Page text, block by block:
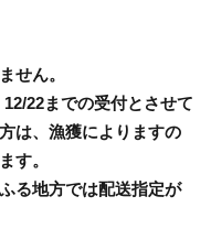
せん。
22までの受付とさせて
は、漁獲によりますの
す。
る地方では配送指定が